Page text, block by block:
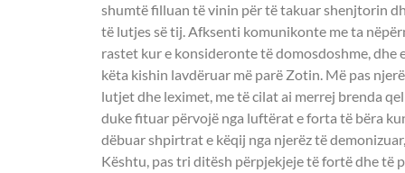
shumtë filluan të vinin për të takuar shenjtorin
të lutjes së tij. Afksenti komunikonte me ta
rastet kur e konsideronte të domosdoshme, dhe
këta kishin lavdëruar më parë Zotin. Më pas
lutjet dhe leximet, me të cilat ai merrej brenda
duke fituar përvojë nga luftërat e forta të bëra
dëbuar shpirtrat e këqij nga njerëz të
Kështu, pas tri ditësh përpjekjeje të fortë dhe të